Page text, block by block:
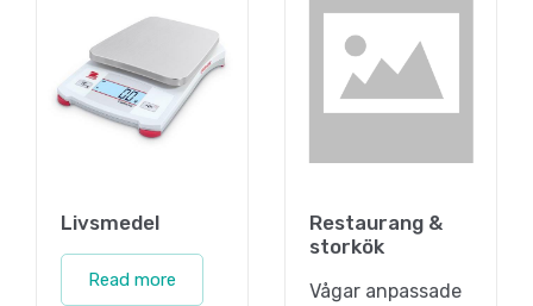
Livsmedel
Read more
Restaurang &
storkök
Vågar anpassade